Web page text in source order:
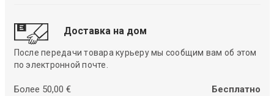
Доставка на дом
После передачи товара курьеру мы сообщим вам об этом
по электронной почте.
Более 50,00 € Бесплатно